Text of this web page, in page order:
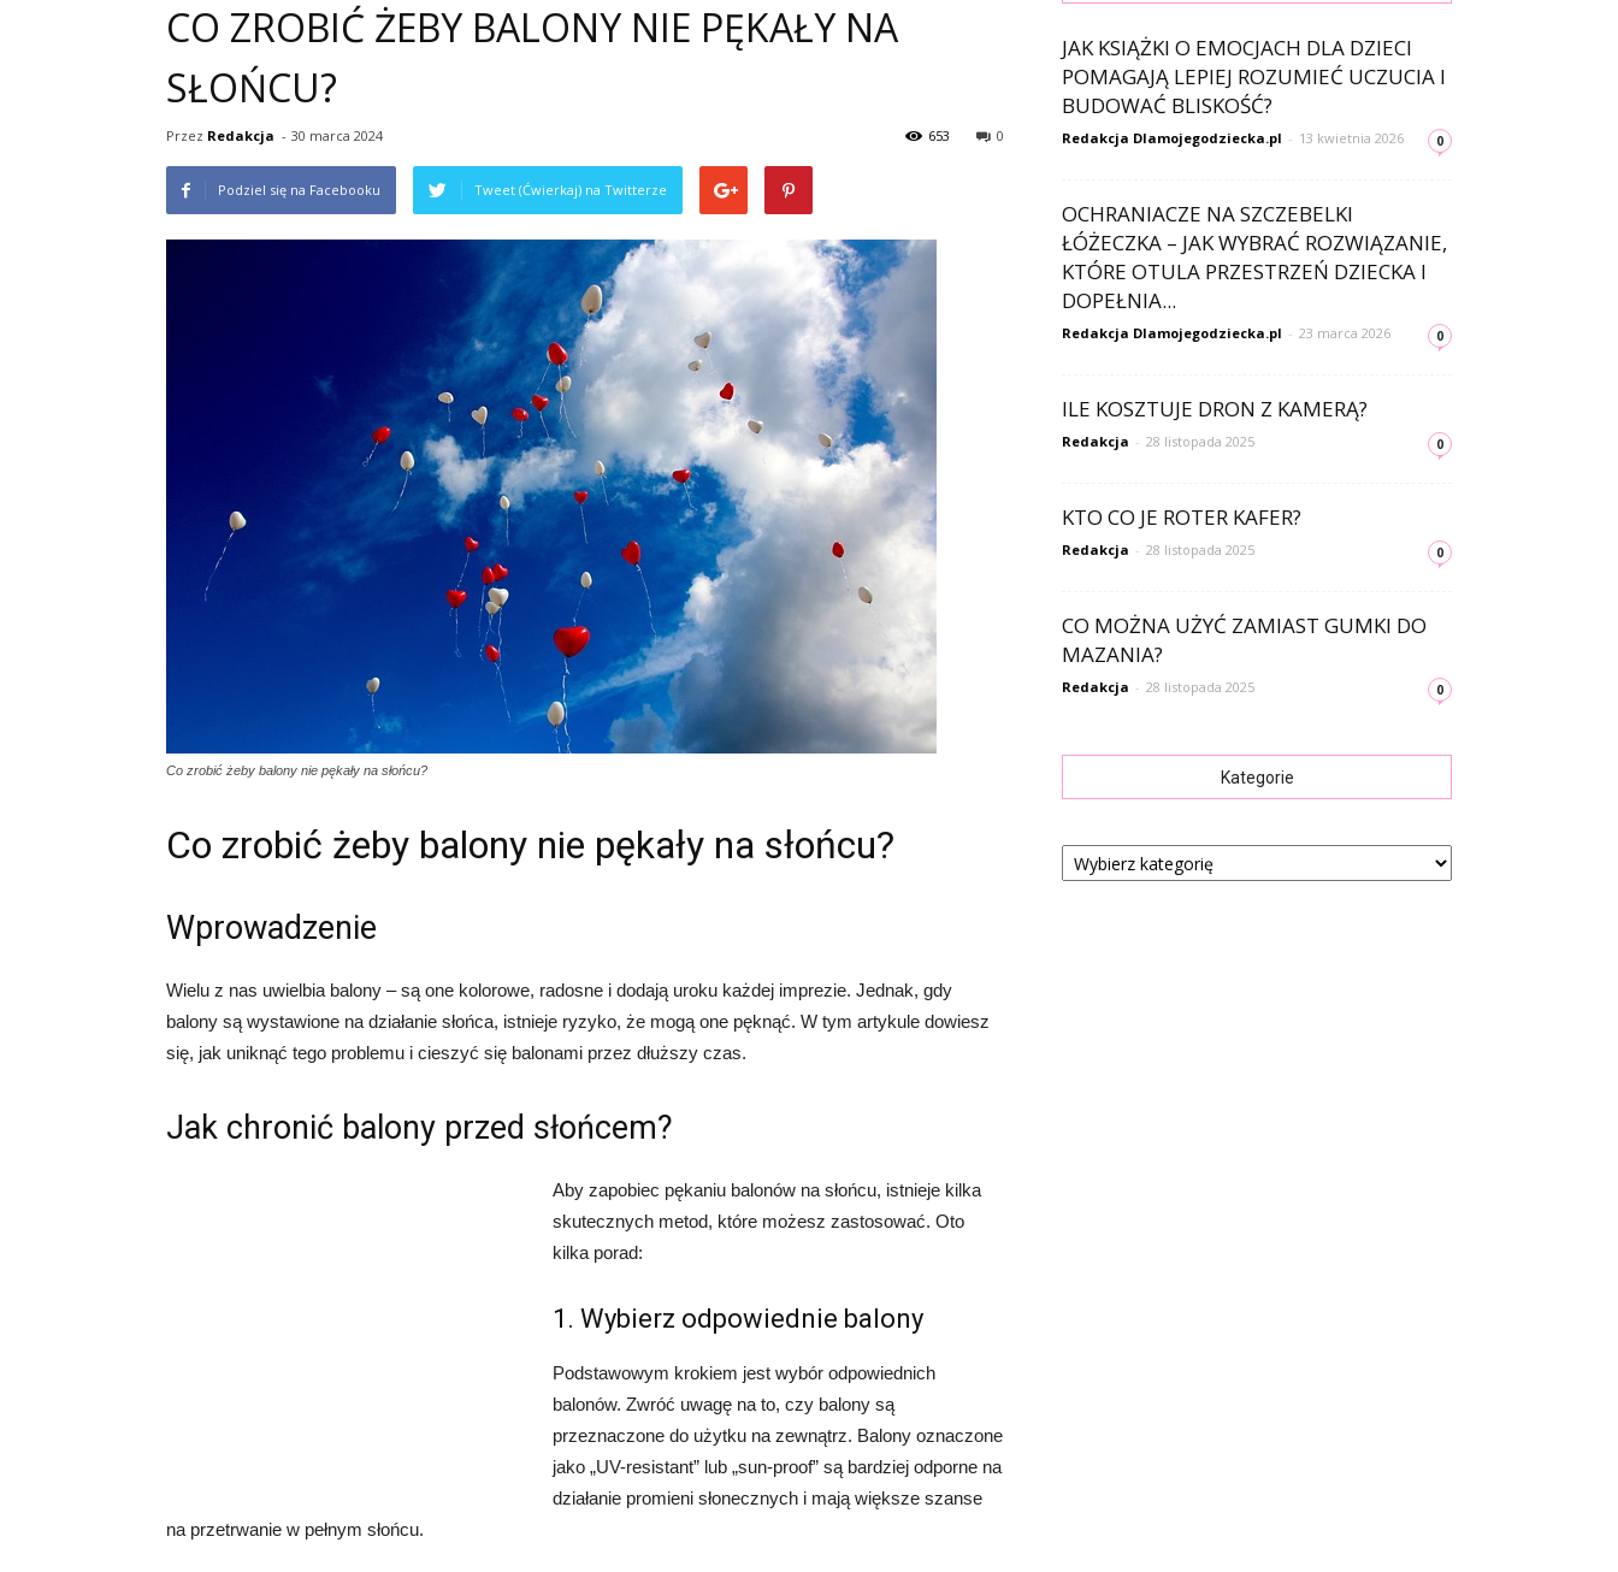
CO ZROBIĆ ŻEBY BALONY NIE PĘKAŁY NA
SŁOŃCU?
Przez Redakcja - 30 marca 2024 0
653
Podziel się na Facebooku Tweet (Ćwierkaj) na Twitterze
Co zrobić żeby balony nie pękały na słońcu?
Co zrobić żeby balony nie pękały na słońcu?
Wprowadzenie
Wielu z nas uwielbia balony – są one kolorowe, radosne i dodają uroku każdej imprezie. Jednak, gdy
balony są wystawione na działanie słońca, istnieje ryzyko, że mogą one pęknąć. W tym artykule dowiesz
się, jak uniknąć tego problemu i cieszyć się balonami przez dłuższy czas.
Jak chronić balony przed słońcem?
Aby zapobiec pękaniu balonów na słońcu, istnieje kilka
skutecznych metod, które możesz zastosować. Oto
kilka porad:
1. Wybierz odpowiednie balony
Podstawowym krokiem jest wybór odpowiednich
balonów. Zwróć uwagę na to, czy balony są
przeznaczone do użytku na zewnątrz. Balony oznaczone
jako „UV-resistant” lub „sun-proof” są bardziej odporne na
działanie promieni słonecznych i mają większe szanse
na przetrwanie w pełnym słońcu.
JAK KSIĄŻKI O EMOCJACH DLA DZIECI
POMAGAJĄ LEPIEJ ROZUMIEĆ UCZUCIA I
BUDOWAĆ BLISKOŚĆ?
Redakcja Dlamojegodziecka.pl - 13 kwietnia 2026 0
OCHRANIACZE NA SZCZEBELKI
ŁÓŻECZKA – JAK WYBRAĆ ROZWIĄZANIE,
KTÓRE OTULA PRZESTRZEŃ DZIECKA I
DOPEŁNIA...
Redakcja Dlamojegodziecka.pl - 23 marca 2026 0
ILE KOSZTUJE DRON Z KAMERĄ?
Redakcja - 28 listopada 2025 0
KTO CO JE ROTER KAFER?
Redakcja - 28 listopada 2025 0
CO MOŻNA UŻYĆ ZAMIAST GUMKI DO
MAZANIA?
Redakcja - 28 listopada 2025 0
Kategorie
Kategorie